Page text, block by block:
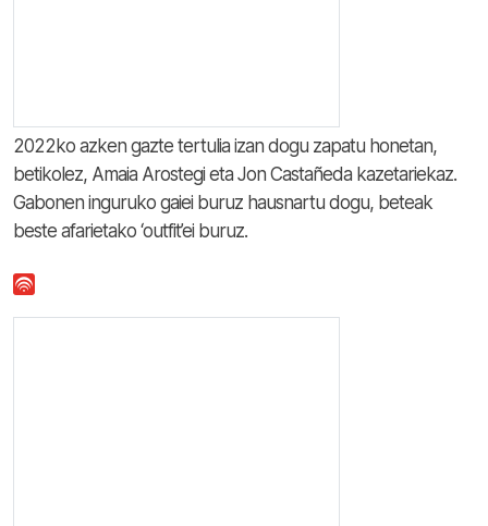
2022ko azken gazte tertulia izan dogu zapatu honetan,
betikolez, Amaia Arostegi eta Jon Castañeda kazetariekaz.
Gabonen inguruko gaiei buruz hausnartu dogu, beteak
beste afarietako ‘outfit’ei buruz.